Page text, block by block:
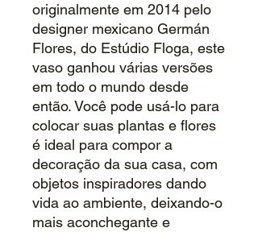
originalmente em 2014 pelo
designer mexicano Germán
Flores, do Estúdio Floga, este
vaso ganhou várias versões
em todo o mundo desde
então. Você pode usá-lo para
colocar suas plantas e flores
é ideal para compor a
decoração da sua casa, com
objetos inspiradores dando
vida ao ambiente, deixando-o
mais aconchegante e